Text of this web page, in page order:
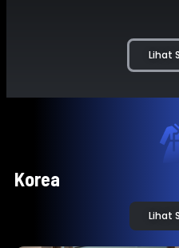
Lihat
Korea
Lihat